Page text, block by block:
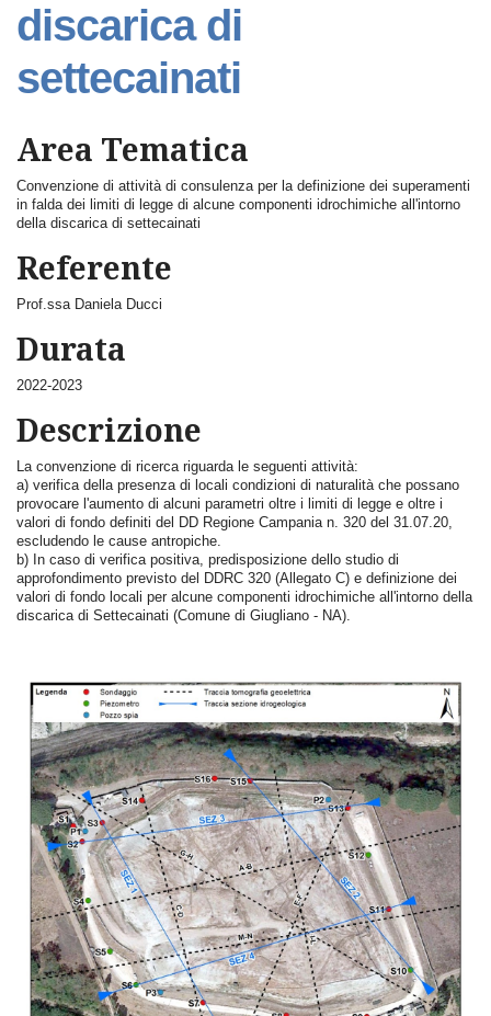
discarica di
settecainati
Area Tematica
Convenzione di attività di consulenza per la definizione dei superamenti
in falda dei limiti di legge di alcune componenti idrochimiche all'intorno
della discarica di settecainati
Referente
Prof.ssa Daniela Ducci
Durata
2022-2023
Descrizione
La convenzione di ricerca riguarda le seguenti attività:
a) verifica della presenza di locali condizioni di naturalità che possano
provocare l'aumento di alcuni parametri oltre i limiti di legge e oltre i
valori di fondo definiti del DD Regione Campania n. 320 del 31.07.20,
escludendo le cause antropiche.
b) In caso di verifica positiva, predisposizione dello studio di
approfondimento previsto del DDRC 320 (Allegato C) e definizione dei
valori di fondo locali per alcune componenti idrochimiche all'intorno della
discarica di Settecainati (Comune di Giugliano - NA).